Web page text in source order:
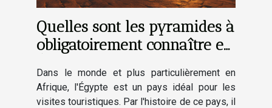
Quelles sont les pyramides à
obligatoirement connaître en
Dans le monde et plus particulièrement en
Afrique, l'Égypte est un pays idéal pour les
visites touristiques. Par l'histoire de ce pays, il